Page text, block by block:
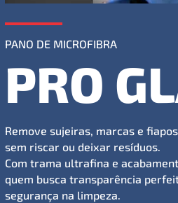
PANO DE MICROFIBRA
PRO
Remove sujeiras, marcas e
sem riscar ou deixar resíduos.
Com trama ultrafina e
quem busca transparência
segurança na limpeza.